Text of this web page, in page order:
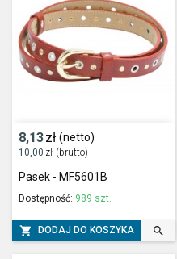
8,13zł (netto)
10,00 zł (brutto)
Pasek - MF5601B
Dostępność: 989 szt.
 DODAJ DO KOSZYKA 